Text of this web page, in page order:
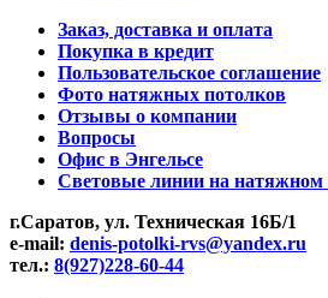
Заказ, доставка и оплата
Покупка в кредит
Пользовательское соглашение
Фото натяжных потолков
Отзывы о компании
Вопросы
Офис в Энгельсе
Световые линии на натяжном
г.Саратов, ул. Техническая 16Б/1
e-mail: denis-potolki-rvs@yandex.ru
тел.: 8(927)228-60-44